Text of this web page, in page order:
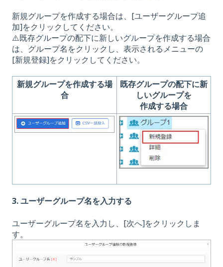
新規グループを作成する場合は、[ユーザーグループ追
加]をクリックしてください。
⚠️既存グループの配下に新しいグループを作成する場合
は、グループ名をクリックし、表示されるメニューの
[新規登録]をクリックしてください。
新規グループを作成する場
合
既存グループの配下に新
しいグループを
作成する場合
3. ユーザーグループ名を入力する
ユーザーグループ名を入力し、[次へ]をクリックしま
す。